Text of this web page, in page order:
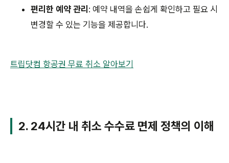
편리한 예약 관리 : 예약 내역을 손쉽게 확인하고 필요 시
변경할 수 있는 기능을 제공합니다.
트립닷컴 항공권 무료 취소 알아보기
2. 24시간 내 취소 수수료 면제 정책의 이해